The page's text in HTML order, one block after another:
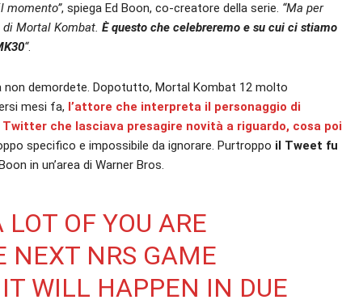
momento”, spiega Ed Boon, co-creatore della serie. “Ma per
Mortal Kombat. È questo che celebreremo e su cui ci stiamo
“.
demordete. Dopotutto, Mortal Kombat 12 molto
mesi fa, l’attore che interpreta il personaggio di
che lasciava presagire novità a riguardo, cosa poi
specifico e impossibile da ignorare. Purtroppo il Tweet fu
in un’area di Warner Bros.
OF YOU ARE
NEXT NRS GAME
WILL HAPPEN IN DUE